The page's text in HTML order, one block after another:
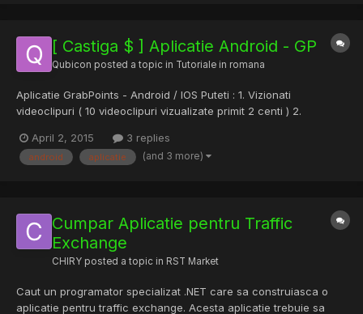
[ Castiga $ ] Aplicatie Android - GP
Qubicon posted a topic in Tutoriale in romana
Aplicatie GrabPoints - Android / IOS Puteti : 1. Vizionati
videoclipuri ( 10 videoclipuri vizualizate primit 2 centi ) 2.
cateva intrebari personale , dupa ce a-ti raspuns la acele
intrebari veti primi 50 puncte = 50 centi ! Important...
April 2, 2015 3 replies
android aplicatie (and 3 more)
Cumpar Aplicatie pentru Traffic
Exchange
CHIRY posted a topic in RST Market
Caut un programator specializat .NET care sa construiasca o
aplicatie pentru traffic exchange. Acesta aplicatie trebuie sa